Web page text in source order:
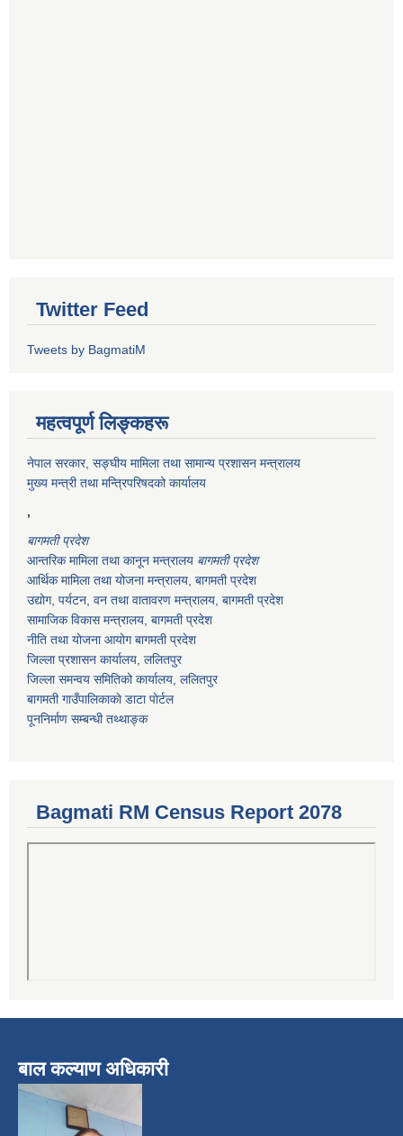
Twitter Feed
Tweets by BagmatiM
महत्वपूर्ण लिङ्कहरू
नेपाल सरकार, सङ्घीय मामिला तथा सामान्य प्रशासन मन्त्रालय
मुख्य मन्त्री तथा मन्त्रिपरिषदको कार्यालय
,
बागमती प्रदेश
आन्तरिक मामिला तथा कानून मन्त्रालय बागमती प्रदेश
आर्थिक मामिला तथा योजना मन्त्रालय, बागमती प्रदेश
उद्योग, पर्यटन, वन तथा वातावरण मन्त्रालय, बागमती प्रदेश
सामाजिक विकास मन्त्रालय, बागमती प्रदेश
नीति तथा योजना आयोग बागमती प्रदेश
जिल्ला प्रशासन कार्यालय, ललितपुर
जिल्ला समन्वय समितिको कार्यालय, ललितपुर
बागमती गाउँपालिकाकाे डाटा पाेर्टल
पूननिर्माण सम्बन्धी तथ्थाङ्क
Bagmati RM Census Report 2078
बाल कल्याण अधिकारी